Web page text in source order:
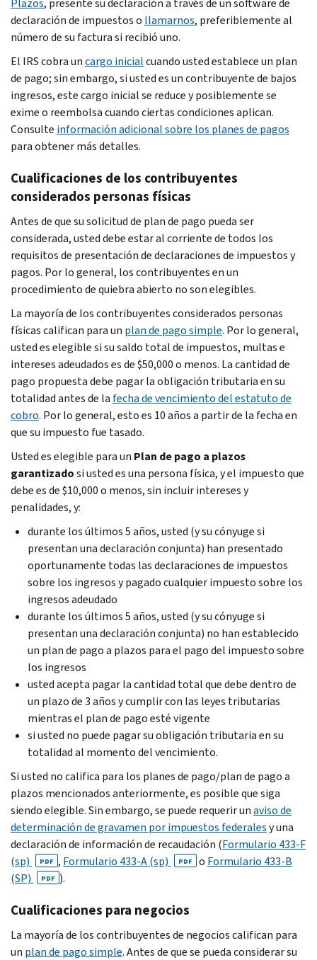
declaración de impuestos o llamarnos, preferiblemente al
número de su factura si recibió uno.
El IRS cobra uncargo inicialcuando usted establece un plan
de pago; sin embargo, si usted es un contribuyente de bajos
ingresos, este cargo inicial se reduce y posiblemente se
exime o reembolsa cuando ciertas condiciones aplican.
Consulte información adicional sobre los planes de pagos
para obtener más detalles.
Cualificaciones de los contribuyentes
considerados personas físicas
Antes de que su solicitud de plan de pago pueda ser
considerada, usted debe estar al corriente de todos los
requisitos de presentación de declaraciones de impuestos y
pagos. Por lo general, los contribuyentes en un
procedimiento de quiebra abierto no son elegibles.
La mayoría de los contribuyentes considerados personas
físicas califican para un plan de pago simple. Por lo general,
usted es elegible si su saldo total de impuestos, multas e
intereses adeudados es de $50,000 o menos. La cantidad de
pago propuesta debe pagar la obligación tributaria en su
totalidad antes de la fecha de vencimiento del estatuto de
cobro. Por lo general, esto es 10 años a partir de la fecha en
que su impuesto fue tasado.
Usted es elegible para un Plan de pago a plazos
garantizadosi usted es una persona física, y el impuesto que
debe es de $10,000 o menos, sin incluir intereses y
penalidades, y:
durante los últimos 5 años, usted (y su cónyuge si
presentan una declaración conjunta) han presentado
oportunamente todas las declaraciones de impuestos
sobre los ingresos y pagado cualquier impuesto sobre los
ingresos adeudado
durante los últimos 5 años, usted (y su cónyuge si
presentan una declaración conjunta) no han establecido
un plan de pago a plazos para el pago del impuesto sobre
los ingresos
usted acepta pagar la cantidad total que debe dentro de
un plazo de 3 años y cumplir con las leyes tributarias
mientras el plan de pago esté vigente
si usted no puede pagar su obligación tributaria en su
totalidad al momento del vencimiento.
Si usted no califica para los planes de pago/plan de pago a
plazos mencionados anteriormente, es posible que siga
siendo elegible. Sin embargo, se puede requerir unaviso de
determinación de gravamen por impuestos federalesy una
declaración de información de recaudación (Formulario 433-F
(sp)
PDF , Formulario 433-A (sp) PDF o Formulario 433-B
(SP)
PDF ).
Cualificaciones para negocios
La mayoría de los contribuyentes de negocios califican para
un plan de pago simple. Antes de que se pueda considerar su